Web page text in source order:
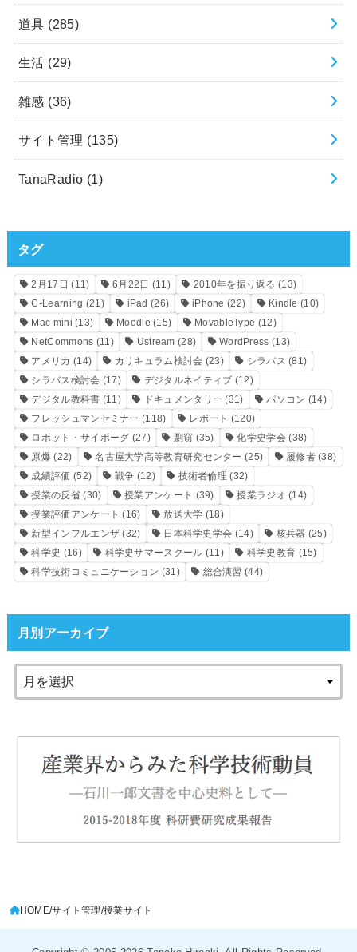
道具 (285)
生活 (29)
雑感 (36)
サイト管理 (135)
TanaRadio (1)
タグ
2月17日 (11) 6月22日 (11) 2010年を振り返る (13)
C-Learning (21) iPad (26) iPhone (22) Kindle (10)
Mac mini (13) Moodle (15) MovableType (12)
NetCommons (11) Ustream (28) WordPress (13)
アメリカ (14) カリキュラム検討会 (23) シラバス (81)
シラバス検討会 (17) デジタルネイティブ (12)
デジタル教科書 (11) ドキュメンタリー (31) パソコン (14)
フレッシュマンセミナー (118) レポート (120)
ロボット・サイボーグ (27) 剽窃 (35) 化学史学会(38)
原爆 (22) 名古屋大学高等教育研究センター (25) 履修者(38)
成績評価 (52) 戦争 (12) 技術者倫理 (32)
授業の反省(30) 授業アンケート (39) 授業ラジオ (14)
授業評価アンケート (16) 放送大学 (18)
新型インフルエンザ (32) 日本科学史学会 (14) 核兵器 (25)
科学史 (16) 科学史サマースクール (11) 科学史教育 (15)
科学技術コミュニケーション (31) 総合演習 (44)
月別アーカイブ
HOME サイト管理 授業サイト